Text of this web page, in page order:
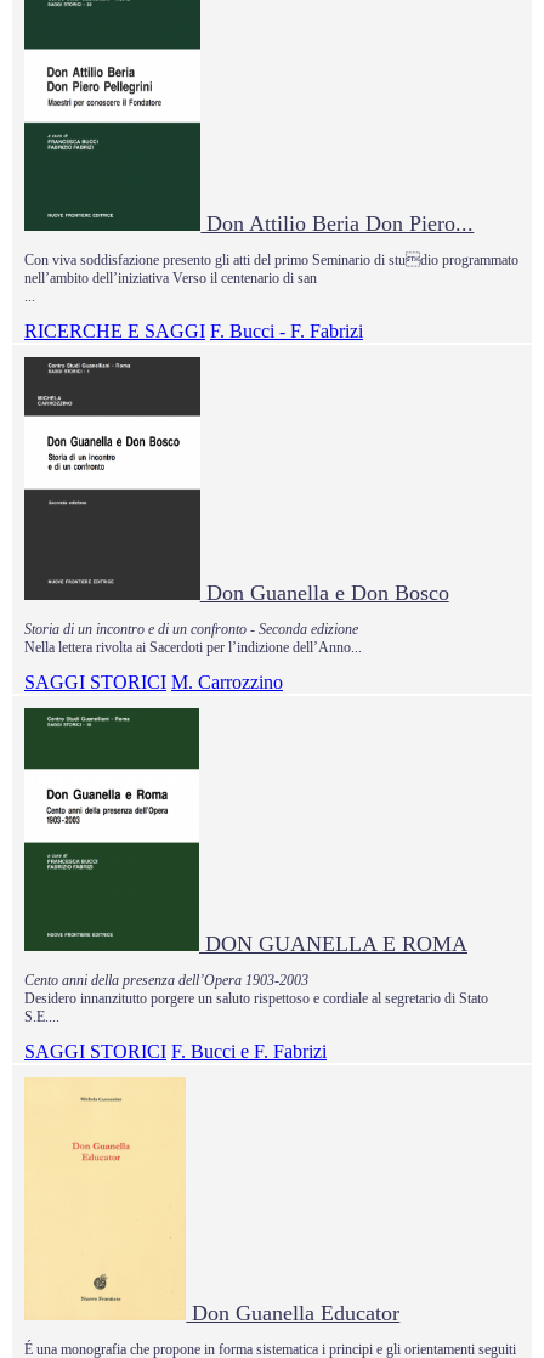
Don Attilio Beria Don Piero...
Con viva soddisfazione presento gli atti del primo Seminario di studio programmato
nell’ambito dell’iniziativa Verso il centenario di san
RICERCHE E SAGGI F. Bucci - F. Fabrizi
Don Guanella e Don Bosco
Storia di un incontro e di un confronto - Seconda edizione
Nella lettera rivolta ai Sacerdoti per l’indizione dell’Anno...
SAGGI STORICI M. Carrozzino
DON GUANELLA E ROMA
Cento anni della presenza dell’Opera 1903-2003
Desidero innanzitutto porgere un saluto rispettoso e cordiale al segretario di Stato
S.E....
SAGGI STORICI F. Bucci e F. Fabrizi
Don Guanella Educator
É una monografia che propone in forma sistematica i principi e gli orientamenti seguiti